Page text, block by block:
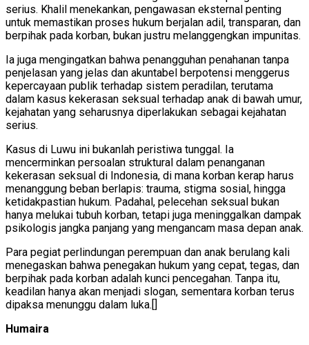
serius. Khalil menekankan, pengawasan eksternal penting
untuk memastikan proses hukum berjalan adil, transparan, dan
berpihak pada korban, bukan justru melanggengkan impunitas.
Ia juga mengingatkan bahwa penangguhan penahanan tanpa
penjelasan yang jelas dan akuntabel berpotensi menggerus
kepercayaan publik terhadap sistem peradilan, terutama
dalam kasus kekerasan seksual terhadap anak di bawah umur,
kejahatan yang seharusnya diperlakukan sebagai kejahatan
serius.
Kasus di Luwu ini bukanlah peristiwa tunggal. Ia
mencerminkan persoalan struktural dalam penanganan
kekerasan seksual di Indonesia, di mana korban kerap harus
menanggung beban berlapis: trauma, stigma sosial, hingga
ketidakpastian hukum. Padahal, pelecehan seksual bukan
hanya melukai tubuh korban, tetapi juga meninggalkan dampak
psikologis jangka panjang yang mengancam masa depan anak.
Para pegiat perlindungan perempuan dan anak berulang kali
menegaskan bahwa penegakan hukum yang cepat, tegas, dan
berpihak pada korban adalah kunci pencegahan. Tanpa itu,
keadilan hanya akan menjadi slogan, sementara korban terus
dipaksa menunggu dalam luka.[]
Humaira